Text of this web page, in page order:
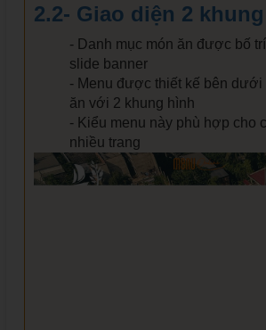
2.2- Giao diện 2
- Danh mục món ăn được bố
slide banner
- Menu được thiết kế bên dưới
ăn với 2 khung hình
- Kiểu menu này phù hợp cho
nhiều trang